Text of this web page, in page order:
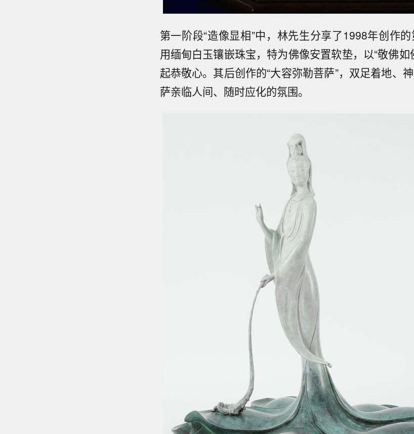
第一阶段“造像显相”中，林先生分享了1998年创作
用缅甸白玉镶嵌珠宝，特为佛像安置软垫，以“敬佛如
起恭敬心。其后创作的“大容弥勒菩萨”，双足着地、
萨亲临人间、随时应化的氛围。